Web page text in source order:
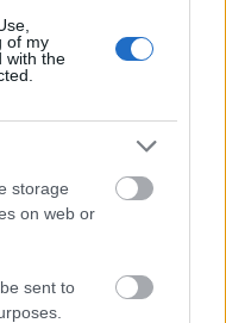
of my
with the
storage
on web or
sent to
Mesélnél
még a Weiner
jelentkeztem a
Adrienn hallott
Ezek után
szólamát
hangon
ebben az
nagyon kedves.